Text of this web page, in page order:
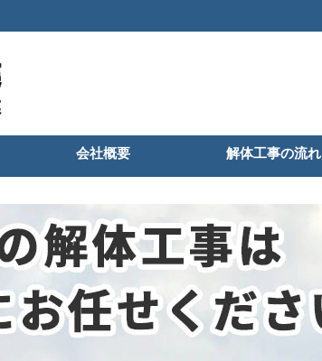
会社概要 解体工事の流れ